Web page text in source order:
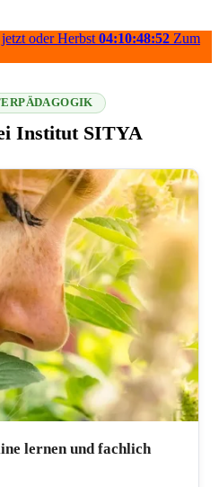
oder Herbst 04:10:48:52 Zum
Institut SITYA
lernen und fachlich